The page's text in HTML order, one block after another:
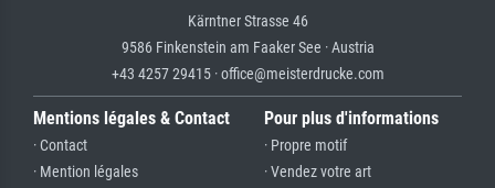
Kärntner Strasse 46
9586 Finkenstein am Faaker See · Austria
+43 4257 29415 · office@meisterdrucke.com
Mentions légales & Contact
· Contact
· Mention légales
Pour plus d'informations
· Propre motif
· Vendez votre art